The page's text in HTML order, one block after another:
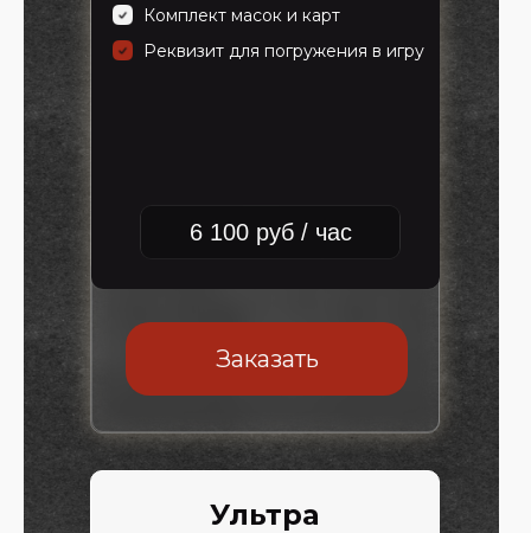
Комплект масок и карт
Реквизит для погружения в игру
6 100 руб / час
Заказать
Ультра